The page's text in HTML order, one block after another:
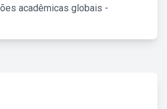
acadêmicas globais -